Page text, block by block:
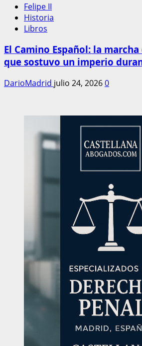
Felipe II
Historia
Libros
El Camino Español: la
que sostuvo un imperio
DarioMadrid julio 24, 20260